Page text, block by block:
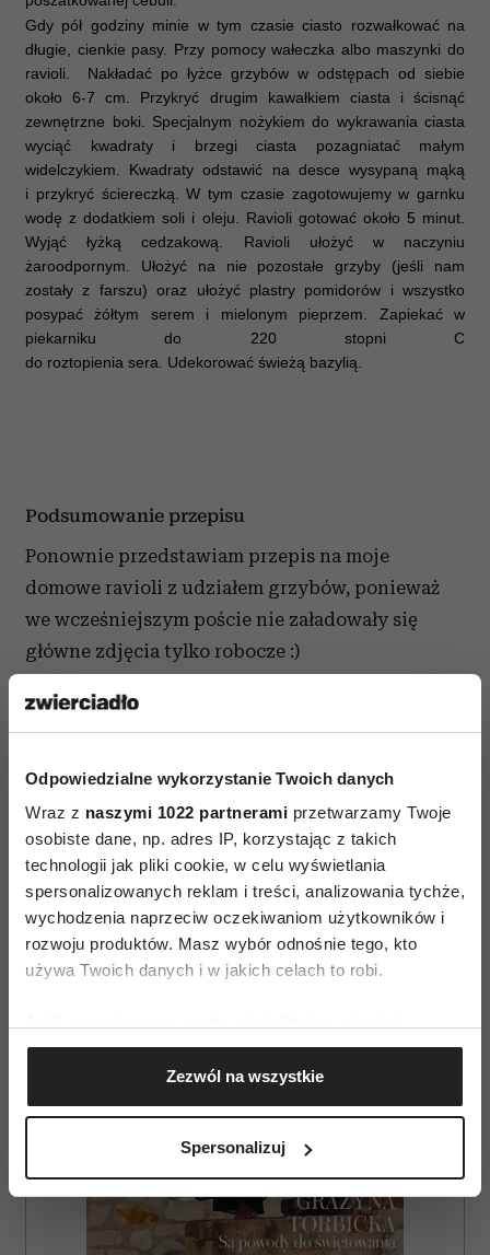
Odpowiedzialne wykorzystanie Twoich danych
Wraz z naszymi 1022 partnerami przetwarzamy Twoje
osobiste dane, np. adres IP, korzystając z takich
technologii jak pliki cookie, w celu wyświetlania
spersonalizowanych reklam i treści, analizowania tychże,
wychodzenia naprzeciw oczekiwaniom użytkowników i
rozwoju produktów. Masz wybór odnośnie tego, kto
używa Twoich danych i w jakich celach to robi.
Gromadzić dane dotyczące Twojej lokalizacji
geograficznej z dokładnością nawet do kilku metrów
Identyfikować Twoje urządzenie, aktywnie
(fingerprinting, czyli wirtualny odcisk palca)
dane są przetwarzane oraz ustaw własne preferencje w
. W Deklaracji plików cookie możesz
Zezwól na wszystkie
Spersonalizuj
Gdy pół godziny minie w tym czasie ciasto rozwałkować na
długie, cienkie pasy. Przy pomocy wałeczka albo maszynki do
ravioli. Nakładać po łyżce grzybów w odstępach od siebie
około 6-7 cm. Przykryć drugim kawałkiem ciasta i ścisnąć
zewnętrzne boki. Specjalnym nożykiem do wykrawania ciasta
wyciąć kwadraty i brzegi ciasta pozagniatać małym
widelczykiem. Kwadraty odstawić na desce wysypaną mąką
i przykryć ściereczką. W tym czasie zagotowujemy w garnku
wodę z dodatkiem soli i oleju. Ravioli gotować około 5 minut.
Wyjąć łyżkącedzakową. Ravioli ułożyć w naczyniu
żaroodpornym. Ułożyć na nie pozostałe grzyby (jeśli nam
zostały z farszu) oraz ułożyć plastry pomidorów i wszystko
posypać żółtym serem i mielonym pieprzem. Zapiekać w
piekarniku do 220 stopni C
do roztopienia sera. Udekorować świeżą bazylią.
Podsumowanie przepisu
Ponownie przedstawiam przepis na moje
domowe ravioli z udziałem grzybów, ponieważ
we wcześniejszym poście nie załadowały się
główne zdjęcia tylko robocze :)
AUTOPROMOCJA